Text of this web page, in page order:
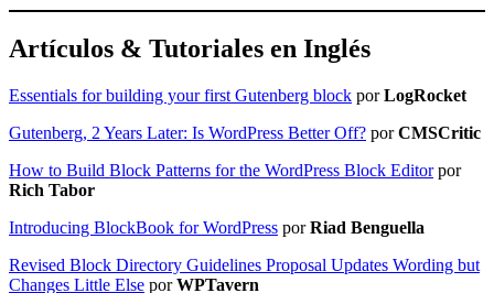
Artículos & Tutoriales en Inglés
Essentials for building your first Gutenberg block porLogRocket
Gutenberg, 2 Years Later: Is WordPress Better Off? porCMSCritic
How to Build Block Patterns for the WordPress Block Editorpor
Rich Tabor
Introducing BlockBook for WordPress porRiad Benguella
Revised Block Directory Guidelines Proposal Updates Wording but
Changes Little Else porWPTavern